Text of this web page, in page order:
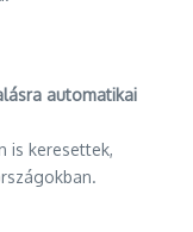
automatikai
is keresettek,